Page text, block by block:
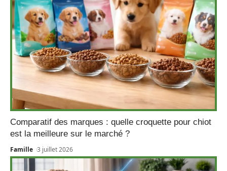
Comparatif des marques : quelle croquette pour chiot
est la meilleure sur le marché ?
Famille 3 juillet 2026